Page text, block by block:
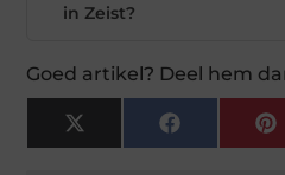
in Zeist?
Goed artikel? Deel hem
X
(Twitter)
Facebook